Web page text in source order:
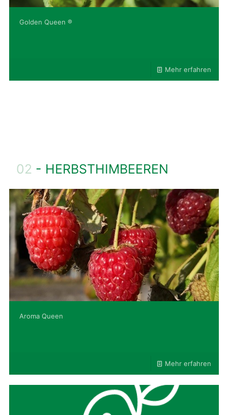
Golden Queen ®
Mehr erfahren
02 - HERBSTHIMBEEREN
Aroma Queen
Mehr erfahren